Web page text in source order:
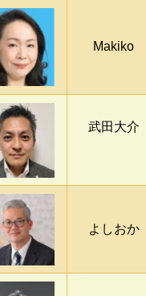
Makiko
武田大介
よしおか